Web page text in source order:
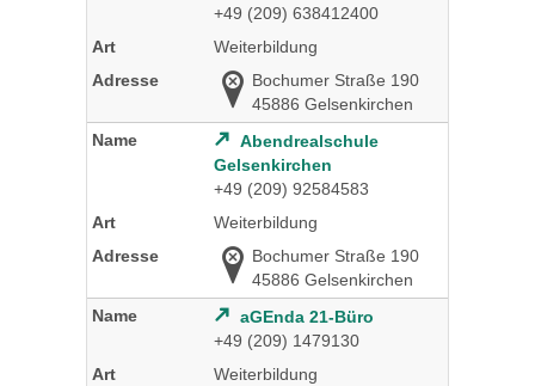
+49 (209) 638412400
Weiterbildung
Bochumer Straße 190
45886 Gelsenkirchen
Abendrealschule
Gelsenkirchen
+49 (209) 92584583
Weiterbildung
Bochumer Straße 190
45886 Gelsenkirchen
aGEnda 21-Büro
+49 (209) 1479130
Weiterbildung